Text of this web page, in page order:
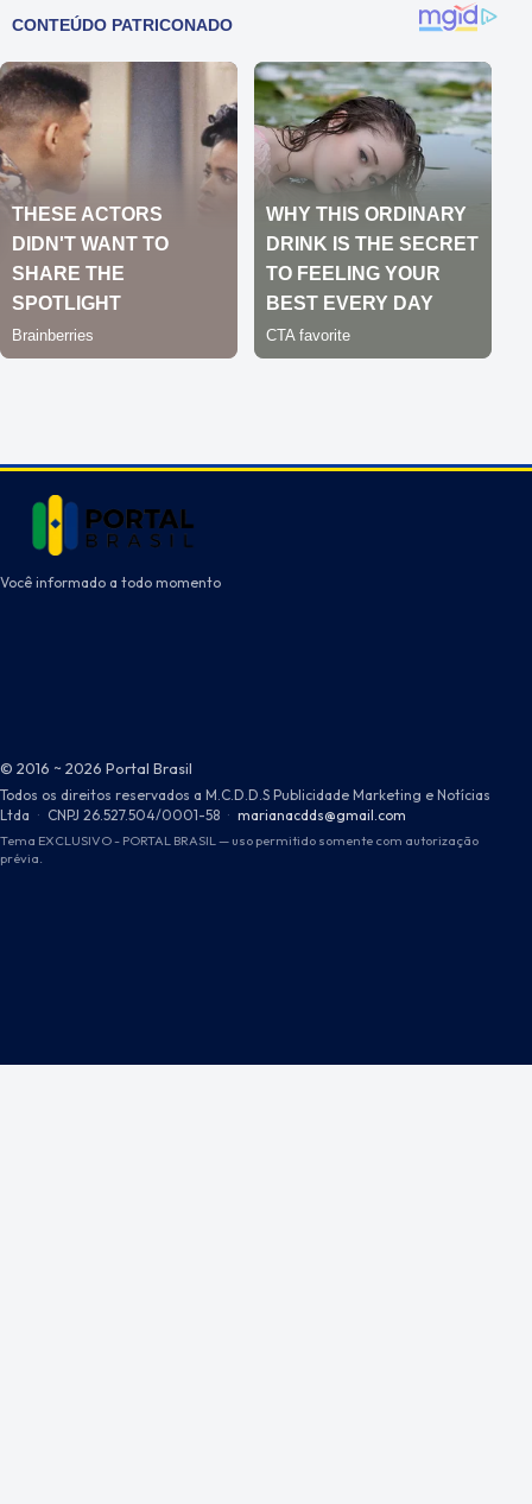
Você informado a todo momento
© 2016 ~ 2026 Portal Brasil
Todos os direitos reservados a M.C.D.D.S Publicidade Marketing e Notícias
Ltda · CNPJ 26.527.504/0001-58 · marianacdds@gmail.com
Tema EXCLUSIVO - PORTAL BRASIL — uso permitido somente com autorização
prévia.